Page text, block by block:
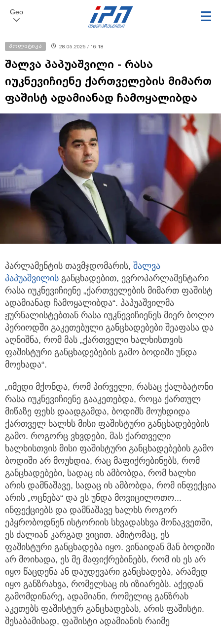
Geo
პოლიტიკა 28.05.2025 / 16:18
შალვა პაპუაშვილი - რასა
იუკნევიჩიენე ქართველების მიმართ
ფაშისტ ადამიანად ჩამოყალიბდა
პარლამენტის თავმჯდომარის, შალვა
პაპუაშვილის განცხადებით, ევროპარლამენტარი
რასა იუკნევიჩიენე „ქართველების მიმართ ფაშისტ
ადამიანად ჩამოყალიბდა“. პაპუაშვილმა
ჟურნალისტებთან რასა იუკნევიჩიენეს მიერ ბოლო
პერიოდში გაკეთებული განცხადებები შეაფასა და
აღნიშნა, რომ მას „ქართველი ხალხისთვის
ფაშისტური განცხადებების გამო ბოდიში უნდა
მოეხადა“.
„იმედი მქონდა, რომ პირველი, რასაც ქალბატონი
რასა იუკნევიჩიენე გააკეთებდა, როცა ქართულ
მიწაზე ფეხს დაადგამდა, ბოდიშს მოუხდიდა
ქართველ ხალხს მისი ფაშისტური განცხადებების
გამო. როგორც ვხვდები, მას ქართველი
ხალხისთვის მისი ფაშისტური განცხადებების გამო
ბოდიში არ მოუხდია, რაც მაფიქრებინებს, რომ
განცხადებები, სადაც ის ამბობდა, რომ ხალხი
არის დამნაშავე, სადაც ის ამბობდა, რომ ინფექცია
არის „ოცნება“ და ეს უნდა მოვიცილოთო...
ინფექციებს და დამნაშავე ხალხს როგორ
ეპყრობოდნენ ისტორიის სხვადასხვა მონაკვეთში,
ეს ძალიან კარგად ვიცით. ამიტომაც, ეს
ფაშისტური განცხადება იყო. ვინაიდან მან ბოდიში
არ მოიხადა, ეს მე მაფიქრებინებს, რომ ის ეს არ
იყო წაცდენა ან დაუდევარი განცხადება, არამედ
იყო განზრახვა, რომელსაც ის იზიარებს. აქედან
გამომდინარე, ადამიანი, რომელიც განზრახ
აკეთებს ფაშისტურ განცხადებას, არის ფაშისტი.
შესაბამისად, ფაშისტი ადამიანის რაიმე